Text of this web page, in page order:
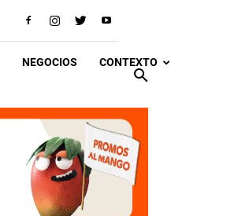
NEGOCIOS CONTEXTO